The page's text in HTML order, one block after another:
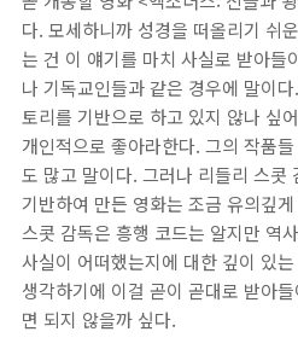
다. 모세하니까 성경을 떠올리기 쉬
는 건 이 얘기를 마치 사실로 받아들
나 기독교인들과 같은 경우에 말이
토리를 기반으로 하고 있지 않나 싶
개인적으로 좋아라한다. 그의 작품
도 많고 말이다. 그러나 리들리 스콧
기반하여 만든 영화는 조금 유의깊
스콧 감독은 흥행 코드는 알지만 역
사실이 어떠했는지에 대한 깊이 있
생각하기에 이걸 곧이 곧대로 받아
면 되지 않을까 싶다.